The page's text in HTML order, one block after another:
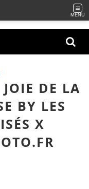
MENU
DE LA
BY LES
X